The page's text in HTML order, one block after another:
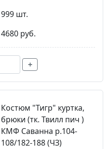
999 шт.
4680 руб.
+
Костюм "Тигр" куртка,
брюки (тк. Твилл пич )
КМФ Саванна р.104-
108/182-188 (ЧЗ)